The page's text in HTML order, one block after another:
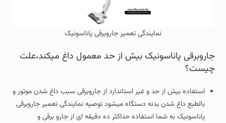
نمایندگی تعمیر جاروبرقی پاناسونیک
جاروبرقی پاناسونیک بیش از حد معمول داغ میکند،علت
چیست؟
استفاده بیش از حد و غیر استاندارد از جاروبرقی سبب داغ شدن موتور و
بالطبع داغ شدن بدنه دستگاه میشود توصیه نمایندگی تعمیر جاروبرقی
پاناسونیک به شما استفاده حداکثر ده دقیقه ای از جارو برقی و